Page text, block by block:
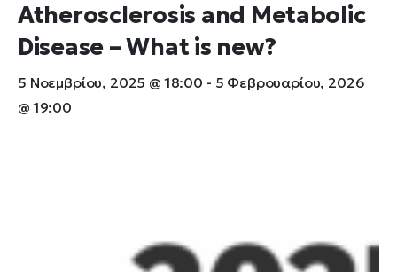
Atherosclerosis and Metabolic
Disease – What is new?
5 Νοεμβρίου, 2025 @ 18:00 - 5 Φεβρουαρίου, 2026
@ 19:00